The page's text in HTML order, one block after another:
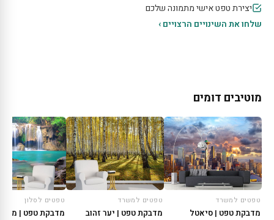
יצירת טפט אישי מתמונה שלכם
שלחו את השינויים הרצויים ›
מוטיבים דומים
טפטים למשרד
מדבקת טפט | סיאטל
טפטים למשרד
מדבקת טפט | יער זהוב
טפטים לסלון
מדבקת טפט | מפל